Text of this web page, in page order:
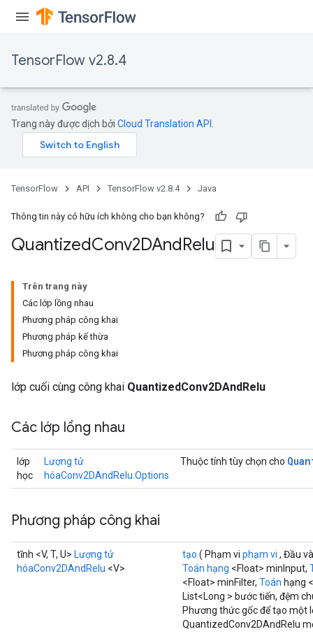
TensorFlow v2.8.4
Trang này được dịch bởi Cloud Translation API
TensorFlow API TensorFlow v2.8.4 Java
Thông tin này có hữu ích không cho bạn không?
QuantizedConv2DAndRelu
Trên trang này
Các lớp lồng nhau
Phương pháp công khai
Phương pháp kế thừa
Phương pháp công khai
lớp cuối cùng công khai QuantizedConv2DAndRelu
Các lớp lồng nhau
lớp
học
Lượng tử
hóaConv2DAndRelu.Options
Thuộc tính tùy chọn cho
Phương pháp công khai
tĩnh <V, T, U> Lượng tử
hóaConv2DAndRelu <V>
tạo ( Phạm vi phạm vi , Đầu
Toán hạng <Float> minInput,
<Float> minFilter, Toán hạng
List<Long > bước tiến, đệm
Phương thức gốc để tạo một
QuantizedConv2DAndRelu